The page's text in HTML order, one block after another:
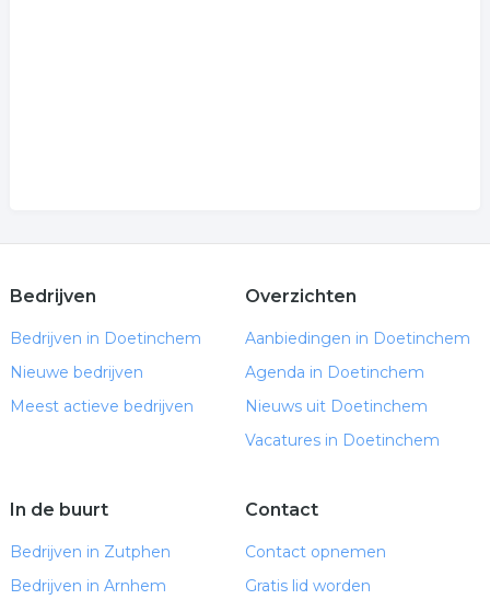
Bedrijven
Bedrijven in Doetinchem
Nieuwe bedrijven
Meest actieve bedrijven
Overzichten
Aanbiedingen in Doetinchem
Agenda in Doetinchem
Nieuws uit Doetinchem
Vacatures in Doetinchem
In de buurt
Bedrijven in Zutphen
Bedrijven in Arnhem
Contact
Contact opnemen
Gratis lid worden